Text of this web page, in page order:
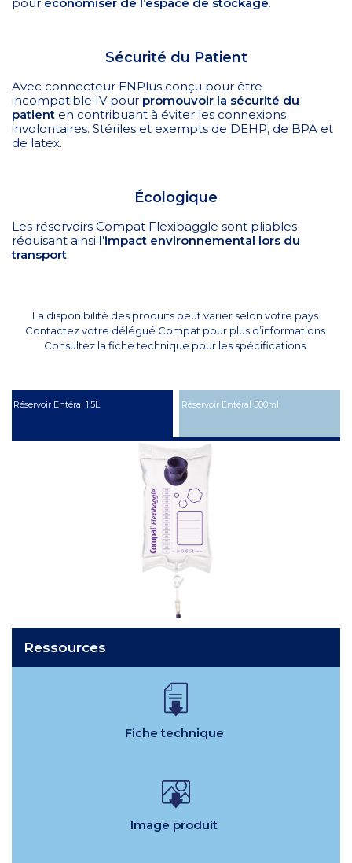
Sécurité du Patient
Avec connecteur ENPlus conçu pour être
incompatible IV pour promouvoir la sécurité du
patient en contribuant à éviter les connexions
involontaires. Stériles et exempts de DEHP, de BPA et
de latex.
Écologique
Les réservoirs Compat Flexibaggle sont pliables
réduisant ainsi l’impact environnemental lors du
transport.
La disponibilité des produits peut varier selon votre pays.
Contactez votre délégué Compat pour plus d’informations.
Consultez la fiche technique pour les spécifications.
Réservoir Entéral 1.5L Réservoir Entéral 500ml
Large ouverture pour le remplissage
Réservoir vide de 1,5 L en EVA, un
matériau souple compatible avec les
Compatible uniquement avec les
Système de suspension intégré
Clamp pour éviter les fuites de liquide
Ressources
Fiche technique
Image produit